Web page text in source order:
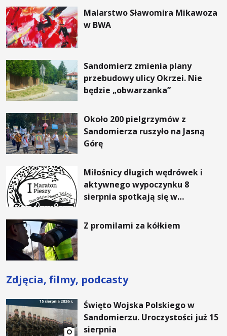
Malarstwo Sławomira Mikawoza
w BWA
Sandomierz zmienia plany
przebudowy ulicy Okrzei. Nie
będzie „obwarzanka”
Około 200 pielgrzymów z
Sandomierza ruszyło na Jasną
Górę
Miłośnicy długich wędrówek i
aktywnego wypoczynku 8
sierpnia spotkają się w
Pieszym „Tam Gdzie Pieprz
Rośnie”
Z promilami za kółkiem
Zdjęcia, filmy, podcasty
Święto Wojska Polskiego w
Sandomierzu. Uroczystości już 15
sierpnia